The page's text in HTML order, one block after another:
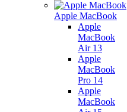
Apple MacBook
Apple
MacBook
Air 13
Apple
MacBook
Pro 14
Apple
MacBook